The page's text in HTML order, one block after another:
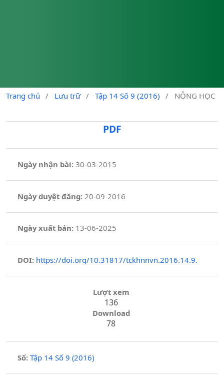
Trang chủ / Lưu trữ / Tập 14 Số 9 (2016) / NÔNG HỌC
PDF
Ngày nhận bài: 30-03-2015
Ngày duyệt đăng:20-09-2016
Ngày xuất bản: 13-06-2025
DOI: https://doi.org/10.31817/tckhnnvn.2016.14.9.
Lượt xem
136
Download
78
Số: Tập 14 Số 9 (2016)